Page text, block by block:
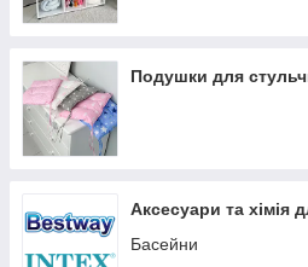
Подушки для
Аксесуари та хімія
Басейни